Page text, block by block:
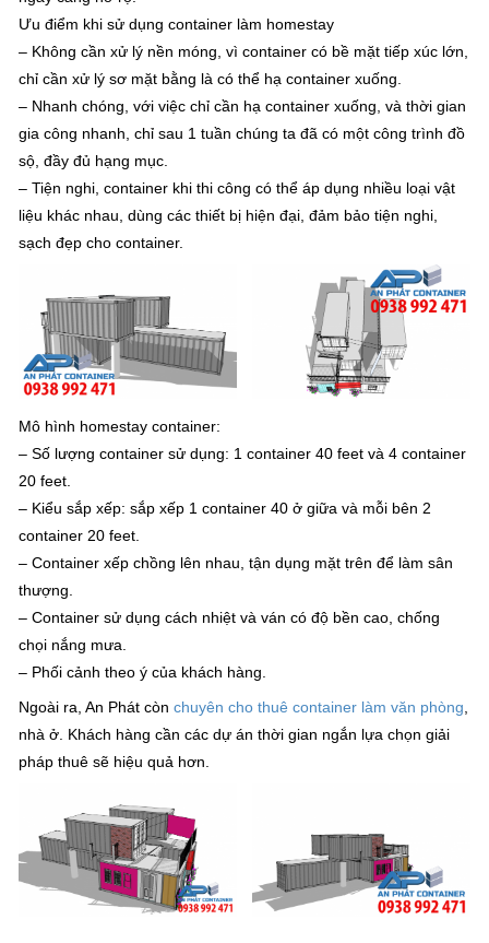
Ưu điểm khi sử dụng container làm homestay
– Không cần xử lý nền móng, vì container có bề mặt tiếp xúc lớn,
chỉ cần xử lý sơ mặt bằng là có thể hạ container xuống.
– Nhanh chóng, với việc chỉ cần hạ container xuống, và thời gian
gia công nhanh, chỉ sau 1 tuần chúng ta đã có một công trình đồ
sộ, đầy đủ hạng mục.
– Tiện nghi, container khi thi công có thể áp dụng nhiều loại vật
liệu khác nhau, dùng các thiết bị hiện đại, đảm bảo tiện nghi,
sạch đẹp cho container.
Mô hình homestay container:
– Số lượng container sử dụng: 1 container 40 feet và 4 container
20 feet.
– Kiểu sắp xếp: sắp xếp 1 container 40 ở giữa và mỗi bên 2
container 20 feet.
– Container xếp chồng lên nhau, tận dụng mặt trên để làm sân
thượng.
– Container sử dụng cách nhiệt và ván có độ bền cao, chống
chọi nắng mưa.
– Phối cảnh theo ý của khách hàng.
Ngoài ra, An Phát cònchuyên cho thuê container làm văn phòng,
nhà ở. Khách hàng cần các dự án thời gian ngắn lựa chọn giải
pháp thuê sẽ hiệu quả hơn.